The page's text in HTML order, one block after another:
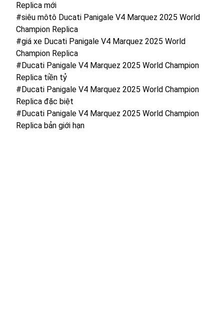
Replica mới
#siêu môtô Ducati Panigale V4 Marquez 2025 World
Champion Replica
#giá xe Ducati Panigale V4 Marquez 2025 World
Champion Replica
#Ducati Panigale V4 Marquez 2025 World Champion
Replica tiền tỷ
#Ducati Panigale V4 Marquez 2025 World Champion
Replica đặc biệt
#Ducati Panigale V4 Marquez 2025 World Champion
Replica bản giới hạn